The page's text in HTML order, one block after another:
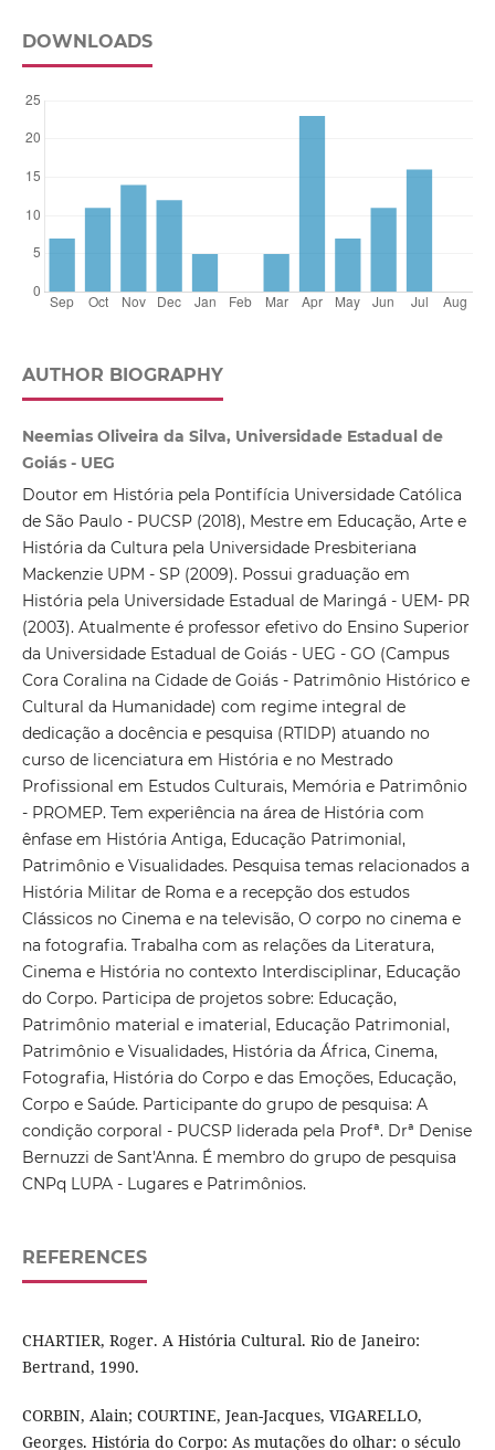
DOWNLOADS
AUTHOR BIOGRAPHY
Neemias Oliveira da Silva, Universidade Estadual de
Goiás - UEG
Doutor em História pela Pontifícia Universidade Católica
de São Paulo - PUCSP (2018), Mestre em Educação, Arte e
História da Cultura pela Universidade Presbiteriana
Mackenzie UPM - SP (2009). Possui graduação em
História pela Universidade Estadual de Maringá - UEM- PR
(2003). Atualmente é professor efetivo do Ensino Superior
da Universidade Estadual de Goiás - UEG - GO (Campus
Cora Coralina na Cidade de Goiás - Patrimônio Histórico e
Cultural da Humanidade) com regime integral de
dedicação a docência e pesquisa (RTIDP) atuando no
curso de licenciatura em História e no Mestrado
Profissional em Estudos Culturais, Memória e Patrimônio
- PROMEP. Tem experiência na área de História com
ênfase em História Antiga, Educação Patrimonial,
Patrimônio e Visualidades. Pesquisa temas relacionados a
História Militar de Roma e a recepção dos estudos
Clássicos no Cinema e na televisão, O corpo no cinema e
na fotografia. Trabalha com as relações da Literatura,
Cinema e História no contexto Interdisciplinar, Educação
do Corpo. Participa de projetos sobre: Educação,
Patrimônio material e imaterial, Educação Patrimonial,
Patrimônio e Visualidades, História da África, Cinema,
Fotografia, História do Corpo e das Emoções, Educação,
Corpo e Saúde. Participante do grupo de pesquisa: A
condição corporal - PUCSP liderada pela Profª. Drª Denise
Bernuzzi de Sant'Anna. É membro do grupo de pesquisa
CNPq LUPA - Lugares e Patrimônios.
REFERENCES
CHARTIER, Roger. A História Cultural. Rio de Janeiro:
Bertrand, 1990.
CORBIN, Alain; COURTINE, Jean-Jacques, VIGARELLO,
Georges. História do Corpo: As mutações do olhar: o século